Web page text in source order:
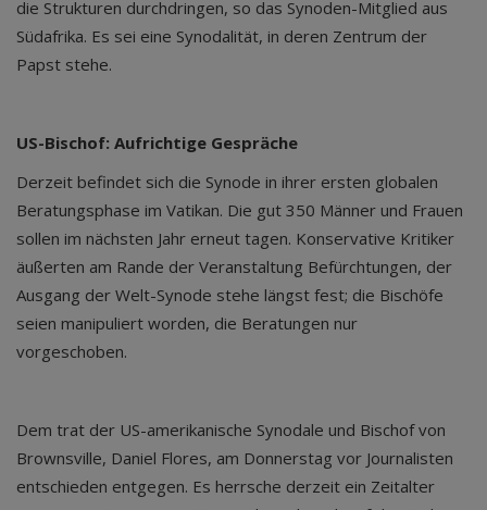
die Strukturen durchdringen, so das Synoden-Mitglied aus
Südafrika. Es sei eine Synodalität, in deren Zentrum der
Papst stehe.
US-Bischof: Aufrichtige Gespräche
Derzeit befindet sich die Synode in ihrer ersten globalen
Beratungsphase im Vatikan. Die gut 350 Männer und Frauen
sollen im nächsten Jahr erneut tagen. Konservative Kritiker
äußerten am Rande der Veranstaltung Befürchtungen, der
Ausgang der Welt-Synode stehe längst fest; die Bischöfe
seien manipuliert worden, die Beratungen nur
vorgeschoben.
Dem trat der US-amerikanische Synodale und Bischof von
Brownsville, Daniel Flores, am Donnerstag vor Journalisten
entschieden entgegen. Es herrsche derzeit ein Zeitalter